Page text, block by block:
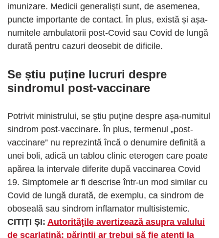
imunizare. Medicii generalişti sunt, de asemenea,
puncte importante de contact. În plus, există și așa-
numitele ambulatorii post-Covid sau Covid de lungă
durată pentru cazuri deosebit de dificile.
Se știu puține lucruri despre
sindromul post-vaccinare
Potrivit ministrului, se știu puține despre așa-numitul
sindrom post-vaccinare. În plus, termenul „post-
vaccinare” nu reprezintă încă o denumire definită a
unei boli, adică un tablou clinic eterogen care poate
apărea la intervale diferite după vaccinarea Covid
19. Simptomele ar fi descrise într-un mod similar cu
Covid de lungă durată, de exemplu, ca sindrom de
oboseală sau sindrom inflamator multisistemic.
CITIȚI ȘI: Autorităţile avertizează asupra valului
de scarlatină: părinții ar trebui să fie atenți la